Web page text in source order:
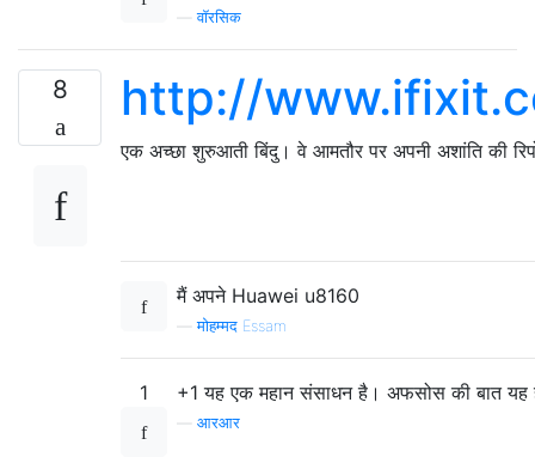
—वॉरसिक
8 http://
एक अच्छा शुरुआती बिंदु। वे आमतौर पर अपनी अशांति की
मैं अपने Huawei u8160
—मोहम्मद Essam
1 +1 यह एक महान संसाधन है। अफसोस की बात
आरआर